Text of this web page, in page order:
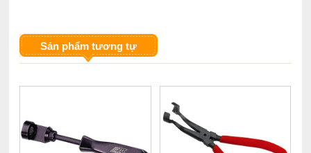
Sản phẩm tương tự